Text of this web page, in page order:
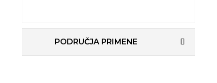
PODRUČJA PRIMENE